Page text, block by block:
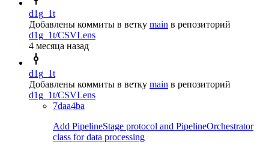
d1g_1t
Добавлены коммиты в ветку main в репозиторий
d1g_1t/CSVLens
4 месяца назад
d1g_1t
Добавлены коммиты в ветку main в репозиторий
d1g_1t/CSVLens
7daa4ba
Add PipelineStage protocol and PipelineOrchestrator
class for data processing